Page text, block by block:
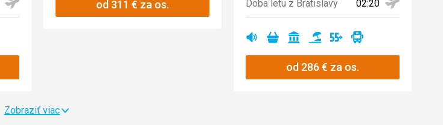
od 311 € za os.
Doba letu z Bratislavy
02:20
AnoAnoAnoAnoAnoAno
od 286€ za os.
Zobraziť viac